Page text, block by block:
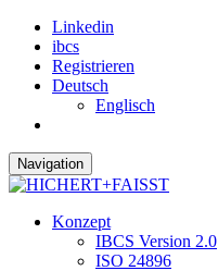
Linkedin
ibcs
Registrieren
Deutsch
Englisch
Navigation
Konzept
IBCS Version 2.0
ISO 24896